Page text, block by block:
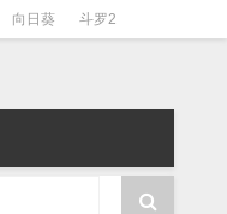
向日葵 斗罗2